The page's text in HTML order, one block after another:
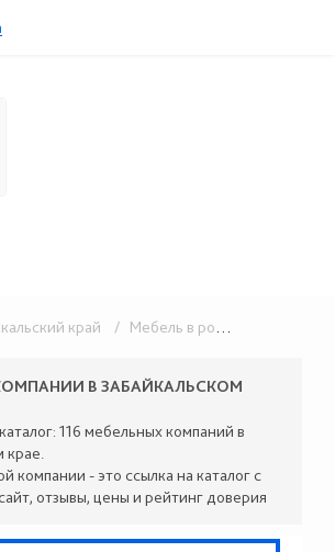
край / Мебель в розницу
В ЗАБАЙКАЛЬСКОМ
116 мебельных компаний в
крае.
компании - это ссылка на каталог с
отзывы, цены и рейтинг доверия